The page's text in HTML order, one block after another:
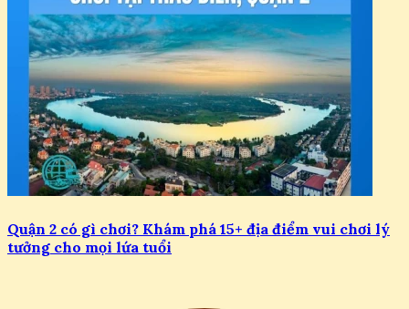
Quận 2 có gì chơi? Khám phá 15+ địa điểm vui chơi lý
tưởng cho mọi lứa tuổi